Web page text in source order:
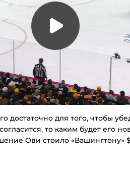
достаточно для того, чтобы
то каким будет его
Ови стоило «Вашингтону»